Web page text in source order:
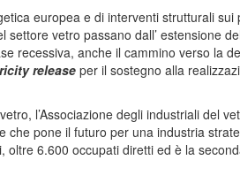
europea e di interventi strutturali sui
settore vetro passano dall’ estensione
recessiva, anche il cammino verso la
releaseper il sostegno alla
l’Associazione degli industriali del
che pone il futuro per una industria
oltre 6.600 occupati diretti ed è la